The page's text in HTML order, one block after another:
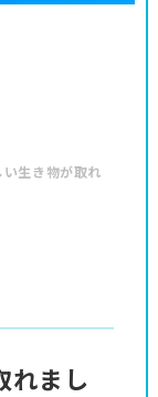
生き物が取れ
れまし